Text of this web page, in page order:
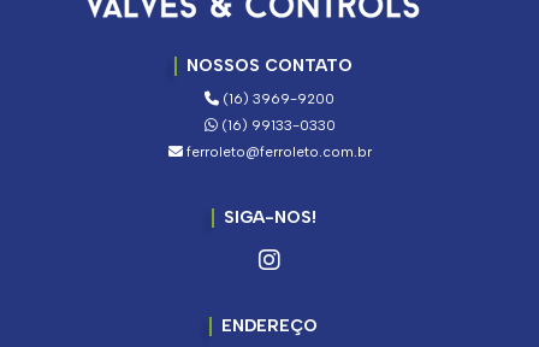
NOSSOS CONTATO
(16) 3969-9200
(16) 99133-0330
ferroleto@ferroleto.com.br
SIGA-NOS!
ENDEREÇO